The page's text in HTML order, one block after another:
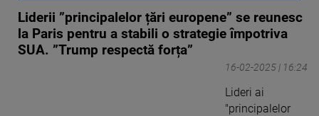
Liderii ”principalelor țări europene” se reunesc
la Paris pentru a stabili o strategie împotriva
SUA. ”Trump respectă forța”
16-02-2025 | 16:24
Lideri ai
"principalelor